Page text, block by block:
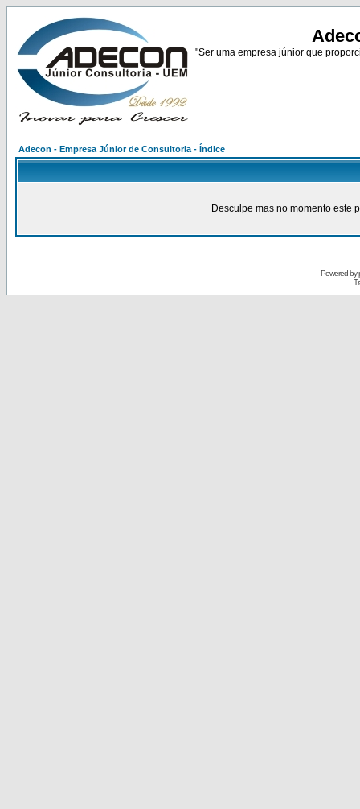
"Ser uma empresa júnior que
Adecon - Empresa Júnior de Consultoria - Índice
Desculpe mas no momento este
Powered by